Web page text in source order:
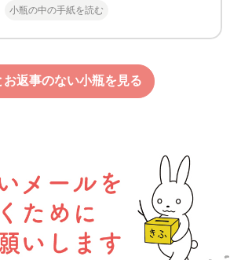
小瓶の中の手紙を読む
お返事のない小瓶を見る